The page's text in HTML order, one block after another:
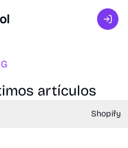
artículos
Shopify